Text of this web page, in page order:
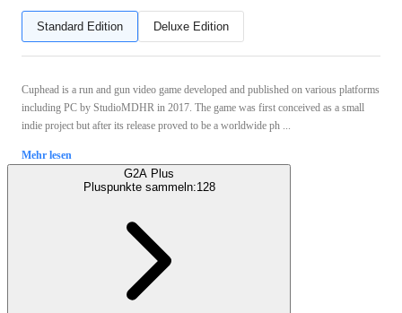
Standard Edition Deluxe Edition
Cuphead is a run and gun video game developed and published on various platforms
including PC by StudioMDHR in 2017. The game was first conceived as a small
indie project but after its release proved to be a worldwide ph ...
Mehr lesen
G2A Plus
Pluspunkte sammeln:128